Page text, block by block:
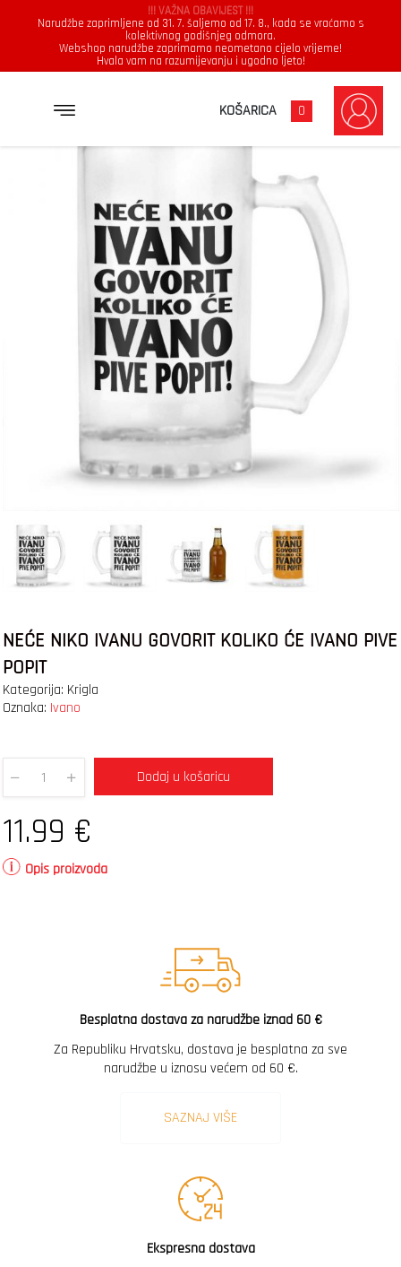
!!! VAŽNA OBAVIJEST !!!
Narudžbe zaprimljene od 31. 7. šaljemo od 17. 8., kada se vraćamo s
kolektivnog godišnjeg odmora.
Webshop narudžbe zaprimamo neometano cijelo vrijeme!
Hvala vam na razumijevanju i ugodno ljeto!
KOŠARICA 0
NEĆE NIKO IVANU GOVORIT KOLIKO ĆE IVANO PIVE POPIT
NEĆE NIKO IVANU GOVORIT KOLIKO ĆE IVANO PIVE
POPIT
Kategorija: Krigla
Oznaka: Ivano
Quantity
Dodaj u košaricu
11.99 €
Opis proizvoda
Besplatna dostava za narudžbe iznad 60 €
Za Republiku Hrvatsku, dostava je besplatna za sve
narudžbe u iznosu većem od 60 €.
SAZNAJ VIŠE
Ekspresna dostava